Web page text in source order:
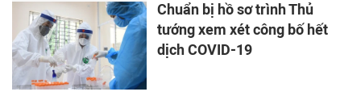
Chuẩn bị hồ sơ trình Thủ
tướng xem xét công bố hết
dịch COVID-19